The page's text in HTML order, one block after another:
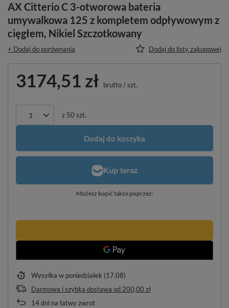
AX Citterio C 3-otworowa bateria
umywalkowa 125 z kompletem odpływowym z
cięgłem, Nikiel Szczotkowany
+ Dodaj do porównania Dodaj do listy zakupowej
3174,51 zł brutto/szt.
z 50 szt.
Dodaj do koszyka
Możesz kupić także poprzez:
Wysyłka w poniedziałek (17.08)
Darmowa i szybka dostawa od200,00 zł
14dni na łatwy zwrot